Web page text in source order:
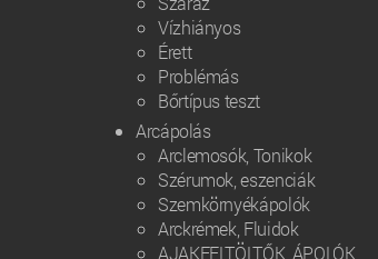
Vízhiányos
Érett
Problémás
Bőrtípus teszt
Arcápolás
Arclemosók, Tonikok
Szérumok, eszenciák
Szemkörnyékápolók
Arckrémek, Fluidok
AJAKFELTÖLTŐK, ÁPOLÓK